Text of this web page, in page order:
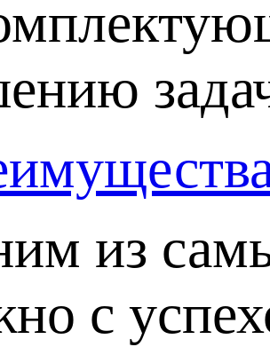
из
с